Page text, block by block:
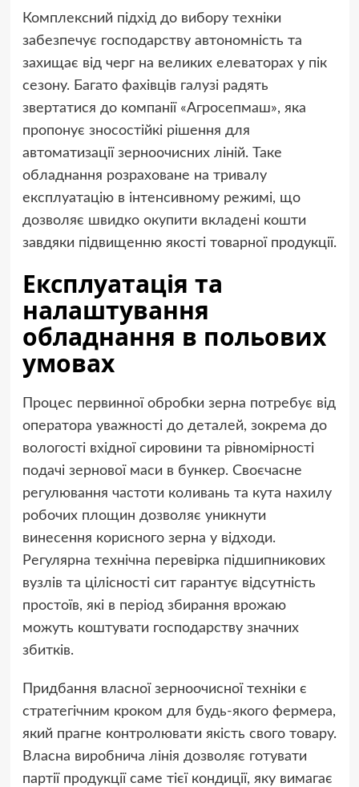
Комплексний підхід до вибору техніки
забезпечує господарству автономність та
захищає від черг на великих елеваторах у пік
сезону. Багато фахівців галузі радять
звертатися до компанії «Агросепмаш», яка
пропонує зносостійкі рішення для
автоматизації зерноочисних ліній. Таке
обладнання розраховане на тривалу
експлуатацію в інтенсивному режимі, що
дозволяє швидко окупити вкладені кошти
завдяки підвищенню якості товарної продукції.
Експлуатація та
налаштування
обладнання в польових
умовах
Процес первинної обробки зерна потребує від
оператора уважності до деталей, зокрема до
вологості вхідної сировини та рівномірності
подачі зернової маси в бункер. Своєчасне
регулювання частоти коливань та кута нахилу
робочих площин дозволяє уникнути
винесення корисного зерна у відходи.
Регулярна технічна перевірка підшипникових
вузлів та цілісності сит гарантує відсутність
простоїв, які в період збирання врожаю
можуть коштувати господарству значних
збитків.
Придбання власної зерноочисної техніки є
стратегічним кроком для будь-якого фермера,
який прагне контролювати якість свого товару.
Власна виробнича лінія дозволяє готувати
партії продукції саме тієї кондиції, яку вимагає